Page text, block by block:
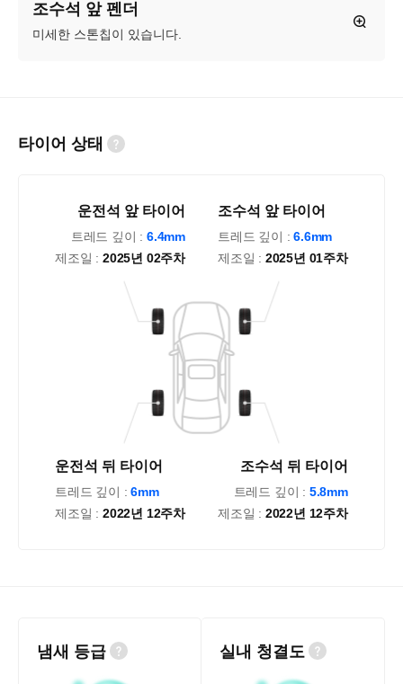
조수석 앞 펜더
미세한 스톤칩이 있습니다.
타이어 상태
운전석 앞 타이어
트레드 깊이 : 6.4mm
제조일 : 2025년 02주차
운전석 뒤 타이어
트레드 깊이 :6mm
제조일 : 2022년 12주차
조수석 뒤 타이어
트레드 깊이 : 5.8mm
제조일 : 2022년 12주차
조수석 앞 타이어
트레드 깊이 :6.6mm
제조일 : 2025년 01주차
냄새 등급 실내 청결도